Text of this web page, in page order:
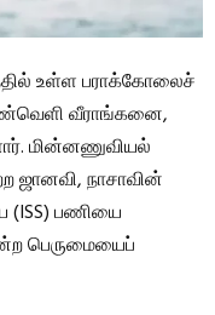
உள்ள பராக்கோலைச்
வீராங்கனை,
மின்னணுவியல்
ஜானவி, நாசாவின்
(ISS) பணியை
பெருமையைப்